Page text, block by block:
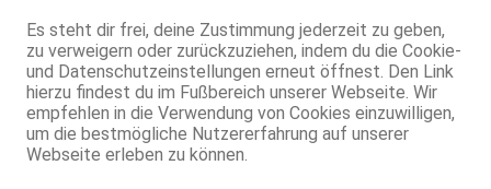
Es steht dir frei, deine Zustimmung jederzeit zu geben,
zu verweigern oder zurückzuziehen, indem du die Cookie-
und Datenschutzeinstellungen erneut öffnest. Den Link
hierzu findest du im Fußbereich unserer Webseite. Wir
empfehlen in die Verwendung von Cookies einzuwilligen,
um die bestmögliche Nutzererfahrung auf unserer
Webseite erleben zu können.
2.9km, Gelsenkirchener Str. 15
Lisa bei Thai Massagen Bremen
Thai Massagen Bremen
29 Jahre, 75C, KF 36, 1.65m, total rasiert, asiatisch
kein GV
Bremen